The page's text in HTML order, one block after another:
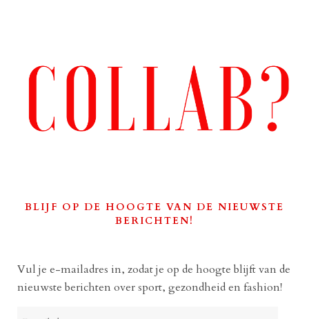
BLIJF OP DE HOOGTE VAN DE NIEUWSTE
BERICHTEN!
Vul je e-mailadres in, zodat je op de hoogte blijft van de
nieuwste berichten over sport, gezondheid en fashion!